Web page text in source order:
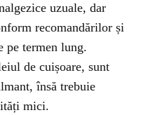
uzuale, dar
recomandărilor și
pe termen lung.
de cuișoare, sunt
însă trebuie
mici.